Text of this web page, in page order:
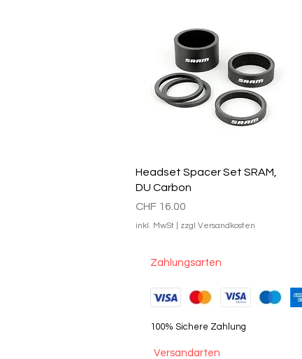
Schnellansicht
Headset Spacer Set SRAM,
DU Carbon
Preis
CHF 16.00
inkl. MwSt zzgl Versandkosten
Zahlungsarten
100% Sichere Zahlung
Versandarten